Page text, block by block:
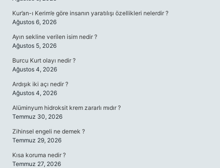
Kur’an-ı Kerim’e göre insanın yaratılışı özellikleri nelerdir ?
Ağustos 6, 2026
Ayın sekline verilen isim nedir ?
Ağustos 5, 2026
Burcu Kurt olayı nedir ?
Ağustos 4, 2026
Ardışık iki açı nedir ?
Ağustos 4, 2026
Alüminyum hidroksit krem zararlı mıdır ?
Temmuz 30, 2026
Zihinsel engeli ne demek ?
Temmuz 29, 2026
Kısa koruma nedir ?
Temmuz 27, 2026